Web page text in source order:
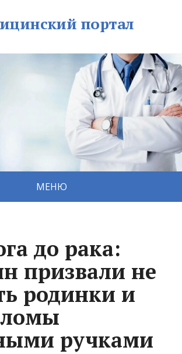
портал
МЕНЮ
до рака:
призвали не
родинки и
ручками